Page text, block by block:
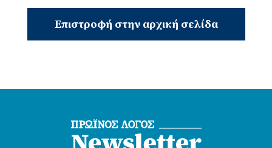
Επιστροφή στην αρχική σελίδα